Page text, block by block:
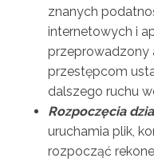
znanych
internetowych i
przeprowadzony
przestępcom
dalszego ruchu
Rozpoczęcia
uruchamia plik,
rozpocząć